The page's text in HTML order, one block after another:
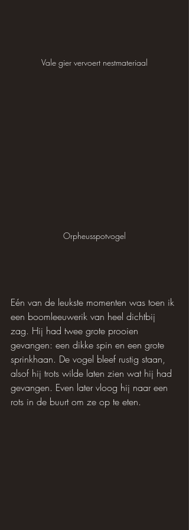
Vale gier vervoert nestmateriaal
Orpheusspotvogel
Eén van de leukste momenten was toen ik
een boomleeuwerik van heel dichtbij
zag. Hij had twee grote prooien
gevangen: een dikke spin en een grote
sprinkhaan. De vogel bleef rustig staan,
alsof hij trots wilde laten zien wat hij had
gevangen. Even later vloog hij naar een
rots in de buurt om ze op te eten.